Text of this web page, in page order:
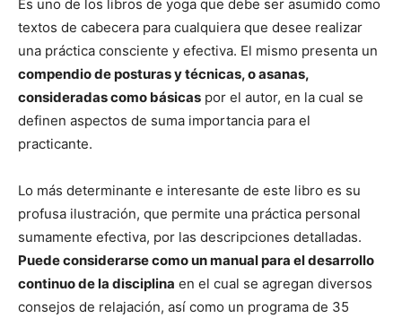
Es uno de los libros de yoga que debe ser asumido como
textos de cabecera para cualquiera que desee realizar
una práctica consciente y efectiva. El mismo presenta un
compendio de posturas y técnicas, o asanas,
consideradas como básicas por el autor, en la cual se
definen aspectos de suma importancia para el
practicante.
Lo más determinante e interesante de este libro es su
profusa ilustración, que permite una práctica personal
sumamente efectiva, por las descripciones detalladas.
Puede considerarse como un manual para el desarrollo
continuo de la disciplina en el cual se agregan diversos
consejos de relajación, así como un programa de 35